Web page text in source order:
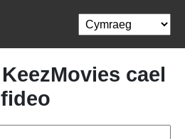
KeezMovies cael
fideo